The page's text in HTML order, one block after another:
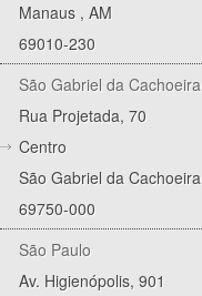
Manaus , AM
69010-230
São Gabriel da Cachoeira
Rua Projetada, 70
Centro
São Gabriel da Cachoeira
69750-000
São Paulo
Av. Higienópolis, 901